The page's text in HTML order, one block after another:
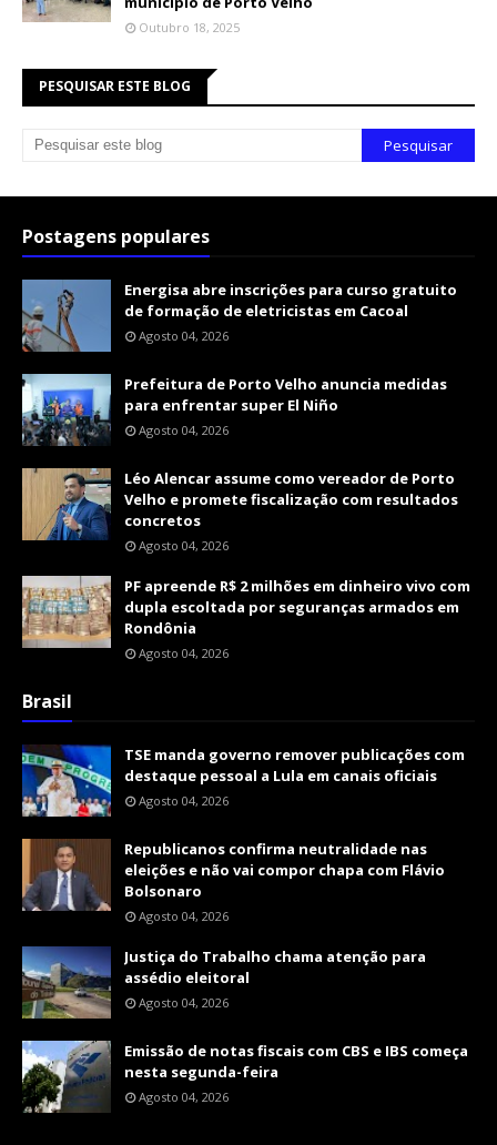
Outubro 18, 2025
PESQUISAR ESTE BLOG
Postagens populares
Energisa abre inscrições para curso gratuito
de formação de eletricistas em Cacoal
Agosto 04, 2026
Prefeitura de Porto Velho anuncia medidas
para enfrentar super El Niño
Agosto 04, 2026
Léo Alencar assume como vereador de Porto
Velho e promete fiscalização com resultados
concretos
Agosto 04, 2026
PF apreende R$ 2 milhões em dinheiro vivo com
dupla escoltada por seguranças armados em
Rondônia
Agosto 04, 2026
Brasil
TSE manda governo remover publicações com
destaque pessoal a Lula em canais oficiais
Agosto 04, 2026
Republicanos confirma neutralidade nas
eleições e não vai compor chapa com Flávio
Bolsonaro
Agosto 04, 2026
Justiça do Trabalho chama atenção para
assédio eleitoral
Agosto 04, 2026
Emissão de notas fiscais com CBS e IBS começa
nesta segunda-feira
Agosto 04, 2026